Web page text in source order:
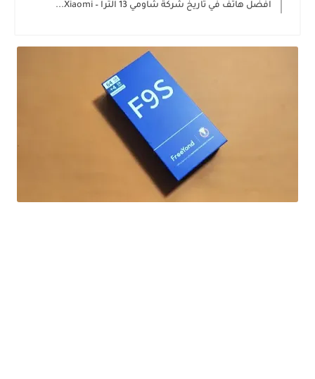
افضل هاتف في تاريخ شركة شاومي 13 الترا – Xiaomi...